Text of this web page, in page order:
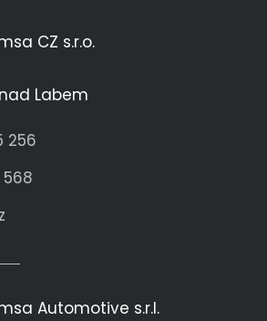
CZ s.r.o.
Labem
256
568
Automotive s.r.l.